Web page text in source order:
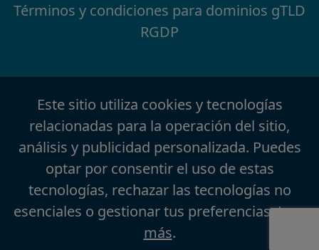
Términos y condiciones para dominios gTLD
RGDP
Este sitio utiliza cookies y tecnologías
relacionadas para la operación del sitio,
análisis y publicidad personalizada. Puedes
optar por consentir el uso de estas
tecnologías, rechazar las tecnologías no
esenciales o gestionar tus preferencias.Leer
más.